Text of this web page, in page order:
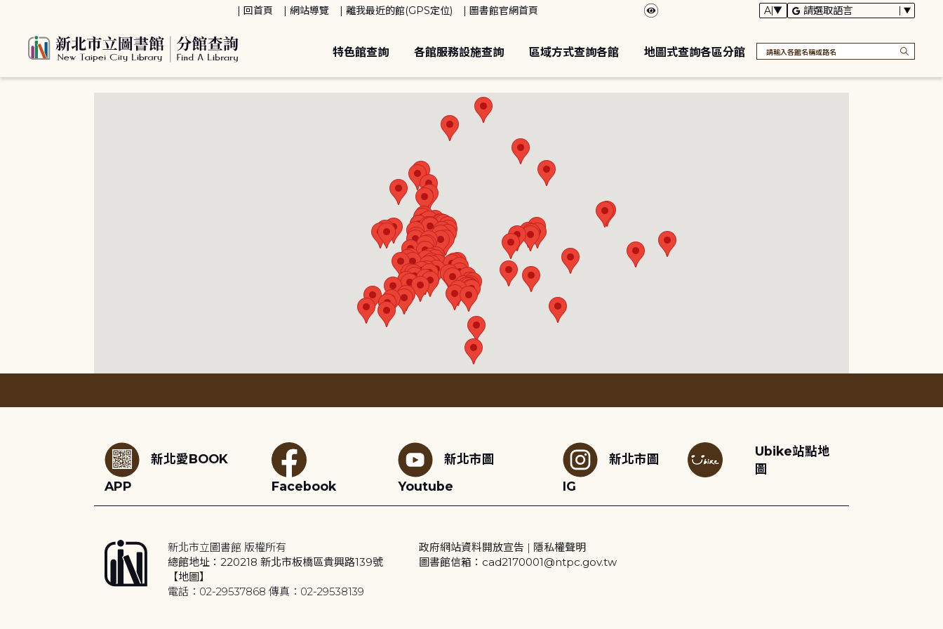
回首頁 網站導覽 離我最近的館(GPS定位) 圖書館官網首頁
特色館查詢 各館服務設施查詢 區域方式查詢各館 地圖式查詢各區分館
新北愛BOOK
APP
Facebook
新北市圖
Youtube
新北市圖
IG
Ubike站點地
圖
新北市立圖書館 版權所有
總館地址：220218 新北市板橋區貴興路139號
【地圖】
電話：02-29537868 傳真：02-29538139
政府網站資料開放宣告 | 隱私權聲明
圖書館信箱：cad2170001@ntpc.gov.tw